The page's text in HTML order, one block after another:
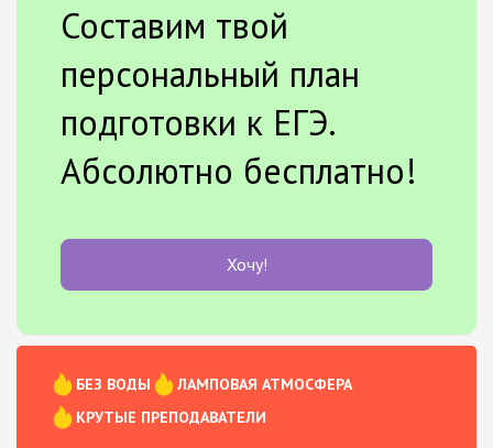
Составим твой
персональный план
подготовки к ЕГЭ.
Абсолютно бесплатно!
Хочу!
БЕЗ ВОДЫ
ЛАМПОВАЯ АТМОСФЕРА
КРУТЫЕ ПРЕПОДАВАТЕЛИ